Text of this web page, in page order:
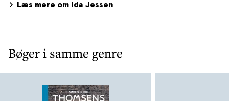
med distriktslægen Bagge. Efter 23 års barnløst
ægteskab er lægen død, og fru Bagge må nu forsøge at
skabe sig et nyt selvstændigt liv. I januar 2017 udkom
den selvstændige fortsættelse, Doktor Bagges
anagrammer, hvor det er den gådefulde læge og
Læs mere om Ida Jessen
Bøger i samme genre